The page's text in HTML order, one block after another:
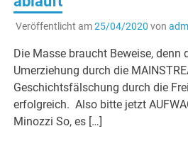
Veröffentlicht am25/04/2020 von
Die Masse braucht Beweise, denn
Umerziehung durch die
Geschichtsfälschung durch die
erfolgreich. Also bitte jetzt
Minozzi So, es […]